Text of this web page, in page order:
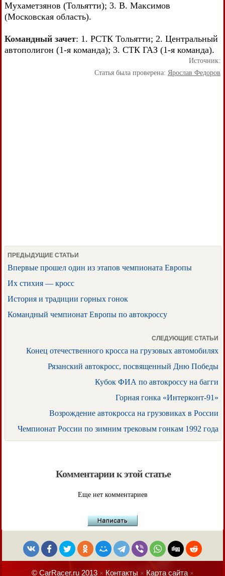
Мухаметзянов (Тольятти); 3. В. Максимов
(Московская область).
Командный зачет: 1. РСТК Тольятти; 2. Центральный
автополигон (1-я команда); 3. СТК ГАЗ (1-я команда).
Источник:
Статья была проверена: Ярослав Федоров
ПРЕДЫДУЩИЕ СТАТЬИ
Впервые прошел один из этапов чемпионата Европы
Их стихия — кросс
История и традиции горных гонок
Командный чемпионат Европы по автокроссу
СЛЕДУЮЩИЕ СТАТЬИ
Конец отечественного кросса на грузовых автомобилях
Рязанский автокросс, посвященный Дню Победы
Кубок ФИА по автокроссу на багги
Горная гонка «Интерконт-91»
Возрождение автокросса на грузовиках в России
Чемпионат России по зимним трековым гонкам 1992 года
Комментарии к этой статье
Еще нет комментариев
© CarRacer.ru 2013× Контакты × Карта сайта×